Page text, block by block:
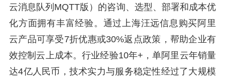
云消息队列MQTT版）的咨询、选型、部署和成本优
化方面拥有丰富经验。通过上海汪远信息购买阿里
云产品可享受7折优惠或30%返点政策，帮助企业有
效控制云上成本。行业经验10年+，单阿里云年销量
达4亿人民币，技术实力与服务稳定性经过了大规模